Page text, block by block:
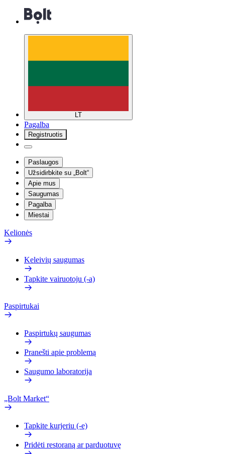
LT
Pagalba
Registruotis
Paslaugos
Užsidirbkite su „Bolt“
Apie mus
Saugumas
Pagalba
Miestai
Kelionės
Keleivių saugumas
Tapkite vairuotoju (-a)
Paspirtukai
Paspirtukų saugumas
Pranešti apie problemą
Saugumo laboratorija
„Bolt Market“
Tapkite kurjeriu (-e)
Pridėti restoraną ar parduotuvę